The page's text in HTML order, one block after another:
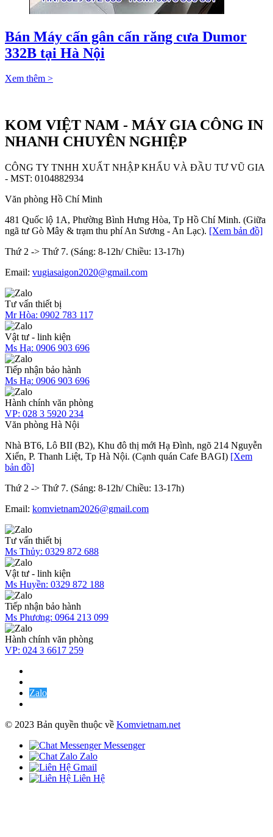
Bán Máy cấn gân cấn răng cưa Dumor
332B tại Hà Nội
Xem thêm >
KOM VIỆT NAM - MÁY GIA CÔNG IN
NHANH CHUYÊN NGHIỆP
CÔNG TY TNHH XUẤT NHẬP KHẨU VÀ ĐẦU TƯ VŨ GIA
- MST: 0104882934
Văn phòng Hồ Chí Minh
481 Quốc lộ 1A, Phường Bình Hưng Hòa, Tp Hồ Chí Minh. (Giữa
ngã tư Gò Mây & trạm thu phí An Sương - An Lạc). [Xem bản đồ]
Thứ 2 -> Thứ 7. (Sáng: 8-12h/ Chiều: 13-17h)
Email: vugiasaigon2020@gmail.com
Tư vấn thiết bị
Mr Hòa: 0902 783 117
Vật tư - linh kiện
Ms Hạ: 0906 903 696
Tiếp nhận bảo hành
Ms Hạ: 0906 903 696
Hành chính văn phòng
VP: 028 3 5920 234
Văn phòng Hà Nội
Nhà BT6, Lô BII (B2), Khu đô thị mới Hạ Đình, ngõ 214 Nguyễn
Xiển, P. Thanh Liệt, Tp Hà Nội. (Cạnh quán Cafe BAGI) [Xem
bản đồ]
Thứ 2 -> Thứ 7. (Sáng: 8-12h/ Chiều: 13-17h)
Email: komvietnam2026@gmail.com
Tư vấn thiết bị
Ms Thủy: 0329 872 688
Vật tư - linh kiện
Ms Huyền: 0329 872 188
Tiếp nhận bảo hành
Ms Phương: 0964 213 099
Hành chính văn phòng
VP: 024 3 6617 259
Zalo
© 2023 Bản quyền thuộc về Komvietnam.net
Messenger
Zalo
Gmail
Liên Hệ